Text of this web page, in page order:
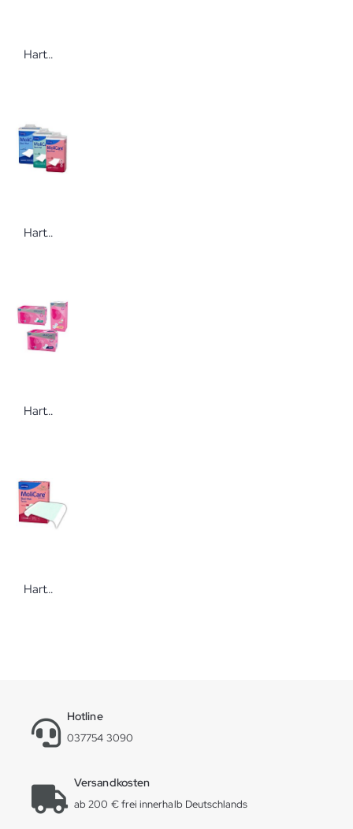
Hartmann HydroTac comfort Schaumstoffverband
Hartmann MoliCare Premium Bed Mat Bettschutzeinlage
Hartmann MoliCare® Premium lady pad Inkontinenzeinlage
Hartmann MoliCare® Premium Bed Mat Textile Bettschutzeinlage
Hotline
037754 3090
Versandkosten
ab 200 € frei innerhalb Deutschlands